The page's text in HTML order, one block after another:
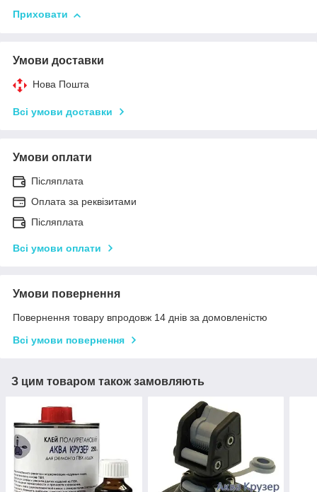
Приховати
Умови доставки
Нова Пошта
Всі умови доставки
Умови оплати
Післяплата
Оплата за реквізитами
Післяплата
Всі умови оплати
Умови повернення
Повернення товару впродовж 14 днів за домовленістю
Всі умови повернення
З цим товаром також замовляють